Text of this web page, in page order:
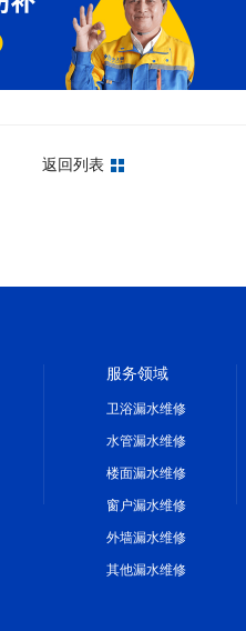
要知道返回列表
服务领域
卫浴漏水维修
水管漏水维修
楼面漏水维修
窗户漏水维修
外墙漏水维修
其他漏水维修